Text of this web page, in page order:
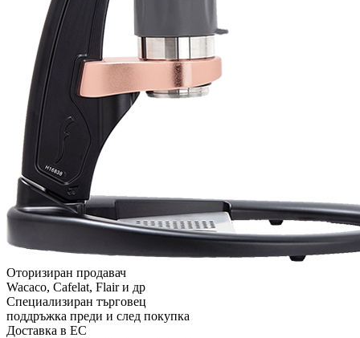
utilize for lea ...
Добавяне на преглед